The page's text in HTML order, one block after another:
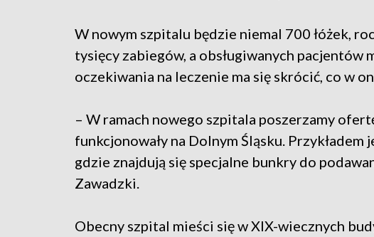
W nowym szpitalu będzie niemal 700 łóżek,
tysięcy zabiegów, a obsługiwanych pacjentów
oczekiwania na leczenie ma się skrócić, co w
– W ramach nowego szpitala poszerzamy
funkcjonowały na Dolnym Śląsku.
gdzie znajdują się specjalne bunkry do
Zawadzki.
Obecny szpital mieści się w XIX-wiecznych